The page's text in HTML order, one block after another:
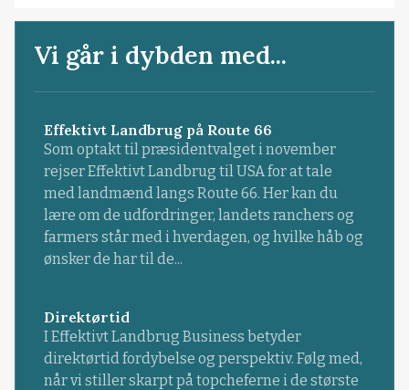
Vi går i dybden med...
Effektivt Landbrug på Route 66
Som optakt til præsidentvalget i november
rejser Effektivt Landbrug til USA for at tale
med landmænd langs Route 66. Her kan du
lære om de udfordringer, landets ranchers og
farmers står med i hverdagen, og hvilke håb og
ønsker de har til de...
Direktørtid
I Effektivt Landbrug Business betyder
direktørtid fordybelse og perspektiv. Følg med,
når vi stiller skarpt på topcheferne i de største